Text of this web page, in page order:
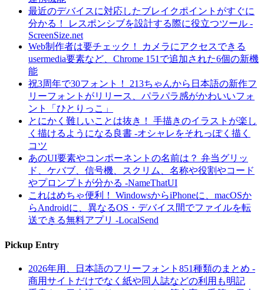
最近のデバイスに対応したブレイクポイントがすぐに
分かる！ レスポンシブを設計する際に役立つツール -
ScreenSize.net
Web制作者は要チェック！ カメラにアクセスできる
usermedia要素など、Chrome 151で追加された6個の新機
能
祝3周年で30フォント！ 213ちゃんから日本語の新作フ
リーフォントがリリース、パラパラ感がかわいいフォ
ント「ひとりっこ」
とにかく難しいことは抜き！ 手描きのイラストが楽し
く描けるようになる良書 -オシャレをそれっぽく描く
コツ
あのUI要素やコンポーネントの名前は？ 弁当グリッ
ド、ケバブ、信号機、スクリム、名称や役割やコード
やプロンプトが分かる -NameThatUI
これはめちゃ便利！ WindowsからiPhoneに、macOSか
らAndroidに、異なるOS・デバイス間でファイルを転
送できる無料アプリ -LocalSend
Pickup Entry
2026年用、日本語のフリーフォント851種類のまとめ -
商用サイトだけでなく紙や同人誌などの利用も明記